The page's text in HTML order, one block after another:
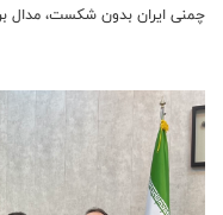
چمنی ایران بدون شکست، مدال